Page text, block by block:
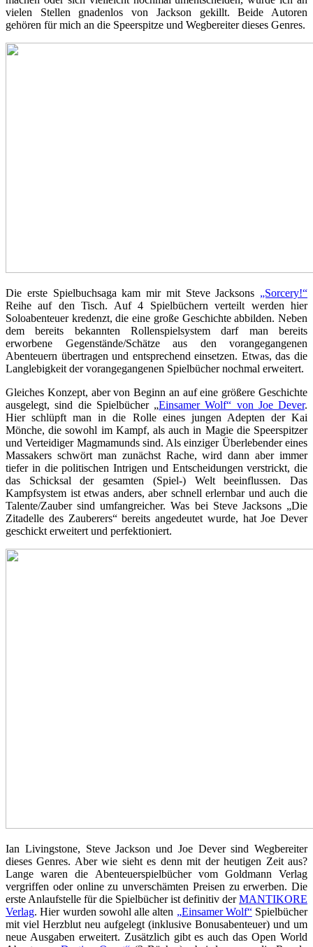
vielen Stellen gnadenlos von Jackson gekillt. Beide Autoren
gehören für mich an die Speerspitze und Wegbereiter dieses Genres.
Die erste Spielbuchsaga kam mir mit Steve Jacksons „Sorcery!“
Reihe auf den Tisch. Auf 4 Spielbüchern verteilt werden hier
Soloabenteuer kredenzt, die eine große Geschichte abbilden. Neben
dem bereits bekannten Rollenspielsystem darf man bereits
erworbene Gegenstände/Schätze aus den vorangegangenen
Abenteuern übertragen und entsprechend einsetzen. Etwas, das die
Langlebigkeit der vorangegangenen Spielbücher nochmal erweitert.
Gleiches Konzept, aber von Beginn an auf eine größere Geschichte
ausgelegt, sind die Spielbücher „Einsamer Wolf“ von Joe Dever.
Hier schlüpft man in die Rolle eines jungen Adepten der Kai
Mönche, die sowohl im Kampf, als auch in Magie die Speerspitzer
und Verteidiger Magmamunds sind. Als einziger Überlebender eines
Massakers schwört man zunächst Rache, wird dann aber immer
tiefer in die politischen Intrigen und Entscheidungen verstrickt, die
das Schicksal der gesamten (Spiel-) Welt beeinflussen. Das
Kampfsystem ist etwas anders, aber schnell erlernbar und auch die
Talente/Zauber sind umfangreicher. Was bei Steve Jacksons „Die
Zitadelle des Zauberers“ bereits angedeutet wurde, hat Joe Dever
geschickt erweitert und perfektioniert.
Ian Livingstone, Steve Jackson und Joe Dever sind Wegbereiter
dieses Genres. Aber wie sieht es denn mit der heutigen Zeit aus?
Lange waren die Abenteuerspielbücher vom Goldmann Verlag
vergriffen oder online zu unverschämten Preisen zu erwerben. Die
erste Anlaufstelle für die Spielbücher ist definitiv derMANTIKORE
Verlag. Hier wurden sowohl alle alten „Einsamer Wolf“Spielbücher
mit viel Herzblut neu aufgelegt (inklusive Bonusabenteuer) und um
neue Ausgaben erweitert. Zusätzlich gibt es auch das Open World